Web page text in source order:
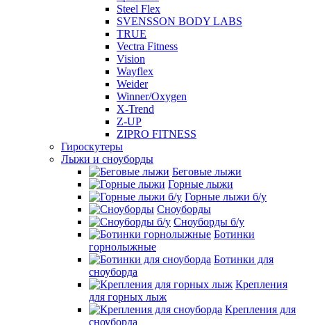
Steel Flex
SVENSSON BODY LABS
TRUE
Vectra Fitness
Vision
Wayflex
Weider
Winner/Oxygen
X-Trend
Z-UP
ZIPRO FITNESS
Гироскутеры
Лыжи и сноуборды
Беговые лыжи
Горные лыжи
Горные лыжи б/у
Сноуборды
Сноуборды б/у
Ботинки
горнолыжные
Ботинки для
сноуборда
Крепления
для горных лыж
Крепления для
сноуборда